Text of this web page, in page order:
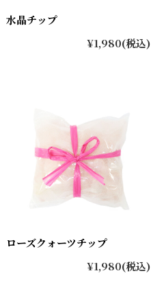
水晶チップ
¥1,980(税込)
ローズクォーツチップ
¥1,980(税込)